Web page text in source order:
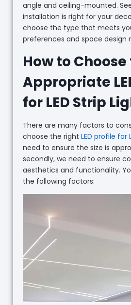
angle and ceiling-mounted.
installation is right for your
choose the type that meets
preferences and space design
How to
Appropriate
for LED Strip
There are many factors to
choose the right LED profile for
need to ensure the size is
secondly, we need to ensure
aesthetics and functionality.
the following factors: